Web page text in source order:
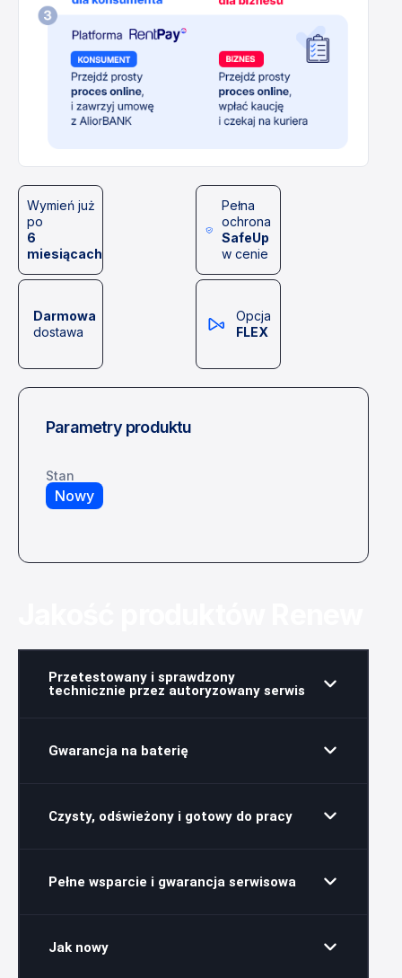
Wymień już
po
6
miesiącach
Pełna
ochrona
SafeUp
w cenie
Darmowa
dostawa
Opcja
FLEX
Parametry produktu
Stan
Nowy
Przetestowany i sprawdzony
technicznie przez autoryzowany serwis
Gwarancja na baterię
Czysty, odświeżony i gotowy do pracy
Pełne wsparcie i gwarancja serwisowa
Jak nowy